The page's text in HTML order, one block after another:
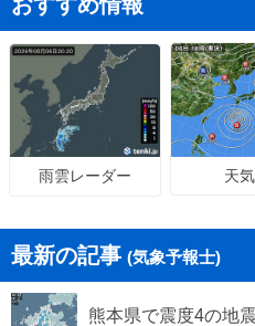
雨雲レーダー 天
最新の記事 (気象予報士)
熊本県で震度4の地